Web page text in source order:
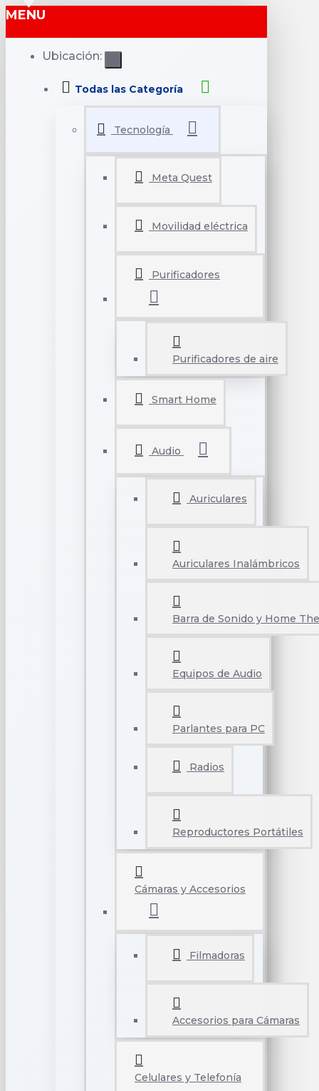
MENU
Ubicación:
Todas las Categoría
Tecnología
Meta Quest
Movilidad eléctrica
Purificadores
Purificadores de aire
Smart Home
Audio
Auriculares
Auriculares Inalámbricos
Barra de Sonido y Home
Equipos de Audio
Parlantes para PC
Radios
Reproductores Portátiles
Cámaras y Accesorios
Filmadoras
Accesorios para Cámaras
Celulares y Telefonía